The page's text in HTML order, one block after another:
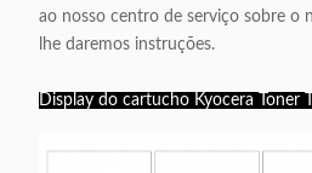
ao nosso centro de serviço sobre o
lhe daremos instruções.
Display do cartucho Kyocera Toner